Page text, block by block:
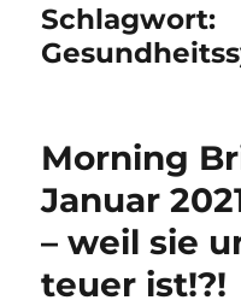
Schlagwort:
Morning
Januar
– weil sie
teuer ist!?!